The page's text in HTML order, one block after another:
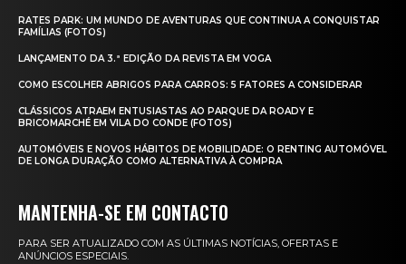
RATES PARK: UM MUNDO DE AVENTURAS QUE CONTINUA A CONQUISTAR
FAMÍLIAS (FOTOS)
LANÇAMENTO DA 3.ª EDIÇÃO DA REVISTA EM VOGA
COMO ESCOLHER ABRIGOS PARA CARROS: 5 FATORES A CONSIDERAR
CLÁSSICOS ATRAEM ENTUSIASTAS AO PARQUE DA ROADY E
BRICOMARCHÉ EM VILA DO CONDE (FOTOS)
AUTOMÓVEIS E NOVOS HÁBITOS DE MOBILIDADE: O RENTING AUTOMÓVEL
DE LONGA DURAÇÃO COMO ALTERNATIVA À COMPRA
MANTENHA-SE EM CONTACTO
PARA SER ATUALIZADO COM AS ÚLTIMAS NOTÍCIAS, OFERTAS E
ANÚNCIOS ESPECIAIS.